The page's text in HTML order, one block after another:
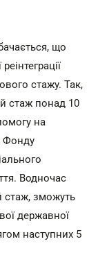
що
стажу. Так,
стаж понад 10
на
Фонду
Водночас
стаж, зможуть
державної
наступних 5